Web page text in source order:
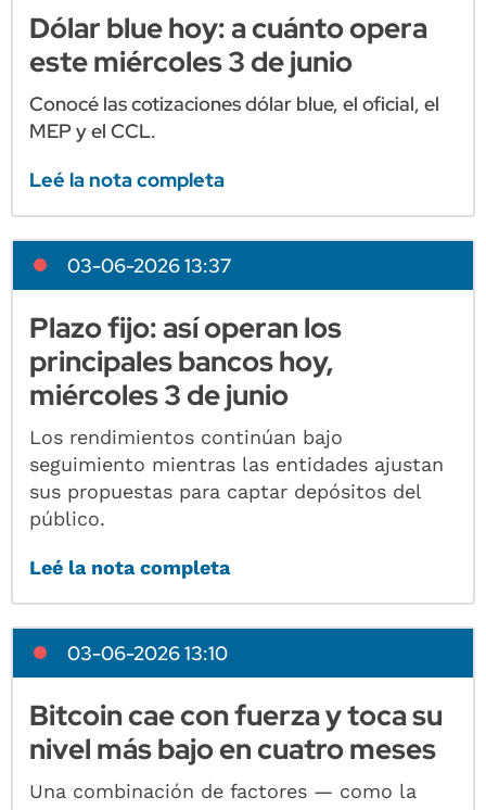
Dólar blue hoy: a cuánto opera
este miércoles 3 de junio
Conocé las cotizaciones dólar blue, el oficial, el
MEP y el CCL.
Leé la nota completa
03-06-2026 13:37
Plazo fijo: así operan los
principales bancos hoy,
miércoles 3 de junio
Los rendimientos continúan bajo
seguimiento mientras las entidades ajustan
sus propuestas para captar depósitos del
público.
Leé la nota completa
03-06-2026 13:10
Bitcoin cae con fuerza y toca su
nivel más bajo en cuatro meses
Una combinación de factores — como la